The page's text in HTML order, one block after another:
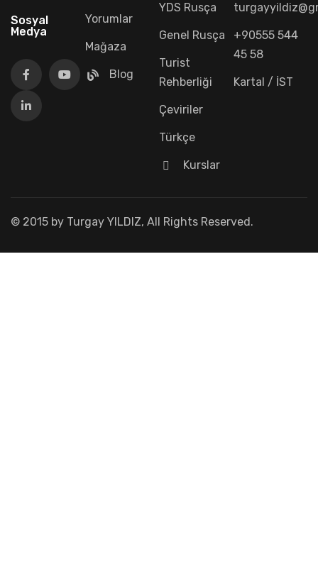
Sosyal
Medya
Yorumlar
Mağaza
Blog
YDS Rusça
Genel Rusça
Turist
Rehberliği
Çeviriler
Türkçe
Kurslar
+90555 544
45 58
Kartal / İST
© 2015 by Turgay YILDIZ, All Rights Reserved.